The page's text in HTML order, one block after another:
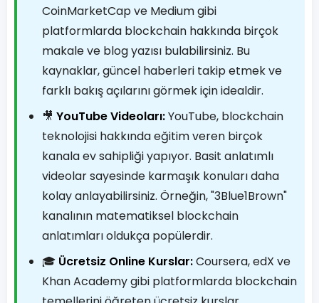
CoinMarketCap ve Medium gibi
platformlarda blockchain hakkında birçok
makale ve blog yazısı bulabilirsiniz. Bu
kaynaklar, güncel haberleri takip etmek ve
farklı bakış açılarını görmek için idealdir.
🎥 YouTube Videoları:YouTube, blockchain
teknolojisi hakkında eğitim veren birçok
kanala ev sahipliği yapıyor. Basit anlatımlı
videolar sayesinde karmaşık konuları daha
kolay anlayabilirsiniz. Örneğin, "3Blue1Brown"
kanalının matematiksel blockchain
anlatımları oldukça popülerdir.
🎓 Ücretsiz Online Kurslar:Coursera, edX ve
Khan Academy gibi platformlarda blockchain